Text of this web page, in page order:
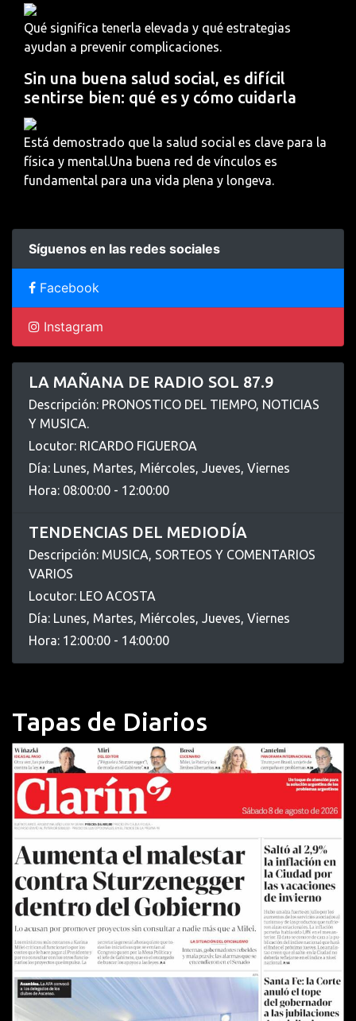
Qué significa tenerla elevada y qué estrategias
ayudan a prevenir complicaciones.
Sin una buena salud social, es difícil
sentirse bien: qué es y cómo cuidarla
Está demostrado que la salud social es clave para la
física y mental.Una buena red de vínculos es
fundamental para una vida plena y longeva.
Síguenos en las redes sociales
Facebook
Instagram
LA MAÑANA DE RADIO SOL 87.9
Descripción: PRONOSTICO DEL TIEMPO, NOTICIAS
Y MUSICA.
Locutor: RICARDO FIGUEROA
Día: Lunes, Martes, Miércoles, Jueves, Viernes
Hora: 08:00:00 - 12:00:00
TENDENCIAS DEL MEDIODÍA
Descripción: MUSICA, SORTEOS Y COMENTARIOS
VARIOS
Locutor: LEO ACOSTA
Día: Lunes, Martes, Miércoles, Jueves, Viernes
Hora: 12:00:00 - 14:00:00
Tapas de Diarios